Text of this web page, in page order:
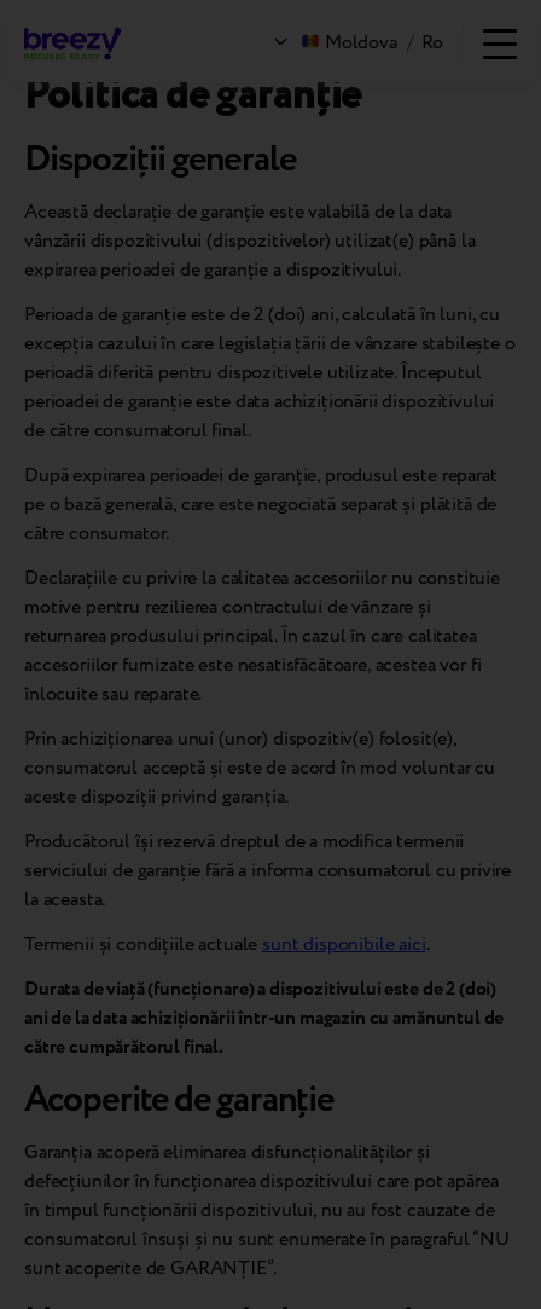
Moldova / Ro
Politica de garanție
Politica de garanție
Dispoziții generale
Această declarație de garanție este valabilă de la data
vânzării dispozitivului (dispozitivelor) utilizat(e) până la
expirarea perioadei de garanție a dispozitivului.
Perioada de garanție este de 2 (doi) ani, calculată în luni, cu
excepția cazului în care legislația țării de vânzare stabilește o
perioadă diferită pentru dispozitivele utilizate. Începutul
perioadei de garanție este data achiziționării dispozitivului
de către consumatorul final.
După expirarea perioadei de garanție, produsul este reparat
pe o bază generală, care este negociată separat și plătită de
către consumator.
Declarațiile cu privire la calitatea accesoriilor nu constituie
motive pentru rezilierea contractului de vânzare și
returnarea produsului principal. În cazul în care calitatea
accesoriilor furnizate este nesatisfăcătoare, acestea vor fi
înlocuite sau reparate.
Prin achiziționarea unui (unor) dispozitiv(e) folosit(e),
consumatorul acceptă și este de acord în mod voluntar cu
aceste dispoziții privind garanția.
Producătorul își rezervă dreptul de a modifica termenii
serviciului de garanție fără a informa consumatorul cu privire
la aceasta.
Termenii și condițiile actualesunt disponibile aici.
Durata de viață (funcționare) a dispozitivului este de 2 (doi)
ani de la data achiziționării într-un magazin cu amănuntul de
către cumpărătorul final.
Acoperite de garanție
Garanția acoperă eliminarea disfuncționalităților și
defecțiunilor în funcționarea dispozitivului care pot apărea
în timpul funcționării dispozitivului, nu au fost cauzate de
consumatorul însuși și nu sunt enumerate în paragraful “NU
sunt acoperite de GARANȚIE”.